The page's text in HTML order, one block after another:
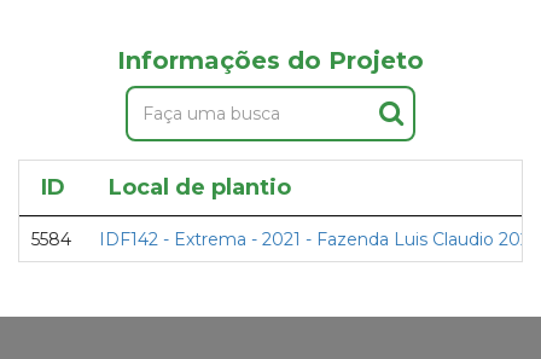
Informações do Projeto
ID Local de plantio
5584 IDF142 - Extrema - 2021 - Fazenda Luis Claudio 2021